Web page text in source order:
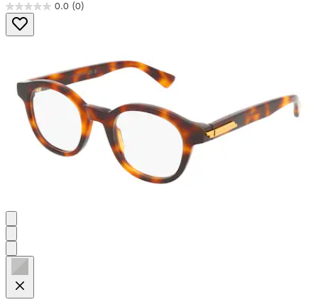
0.0 (0)
0.0
von
5